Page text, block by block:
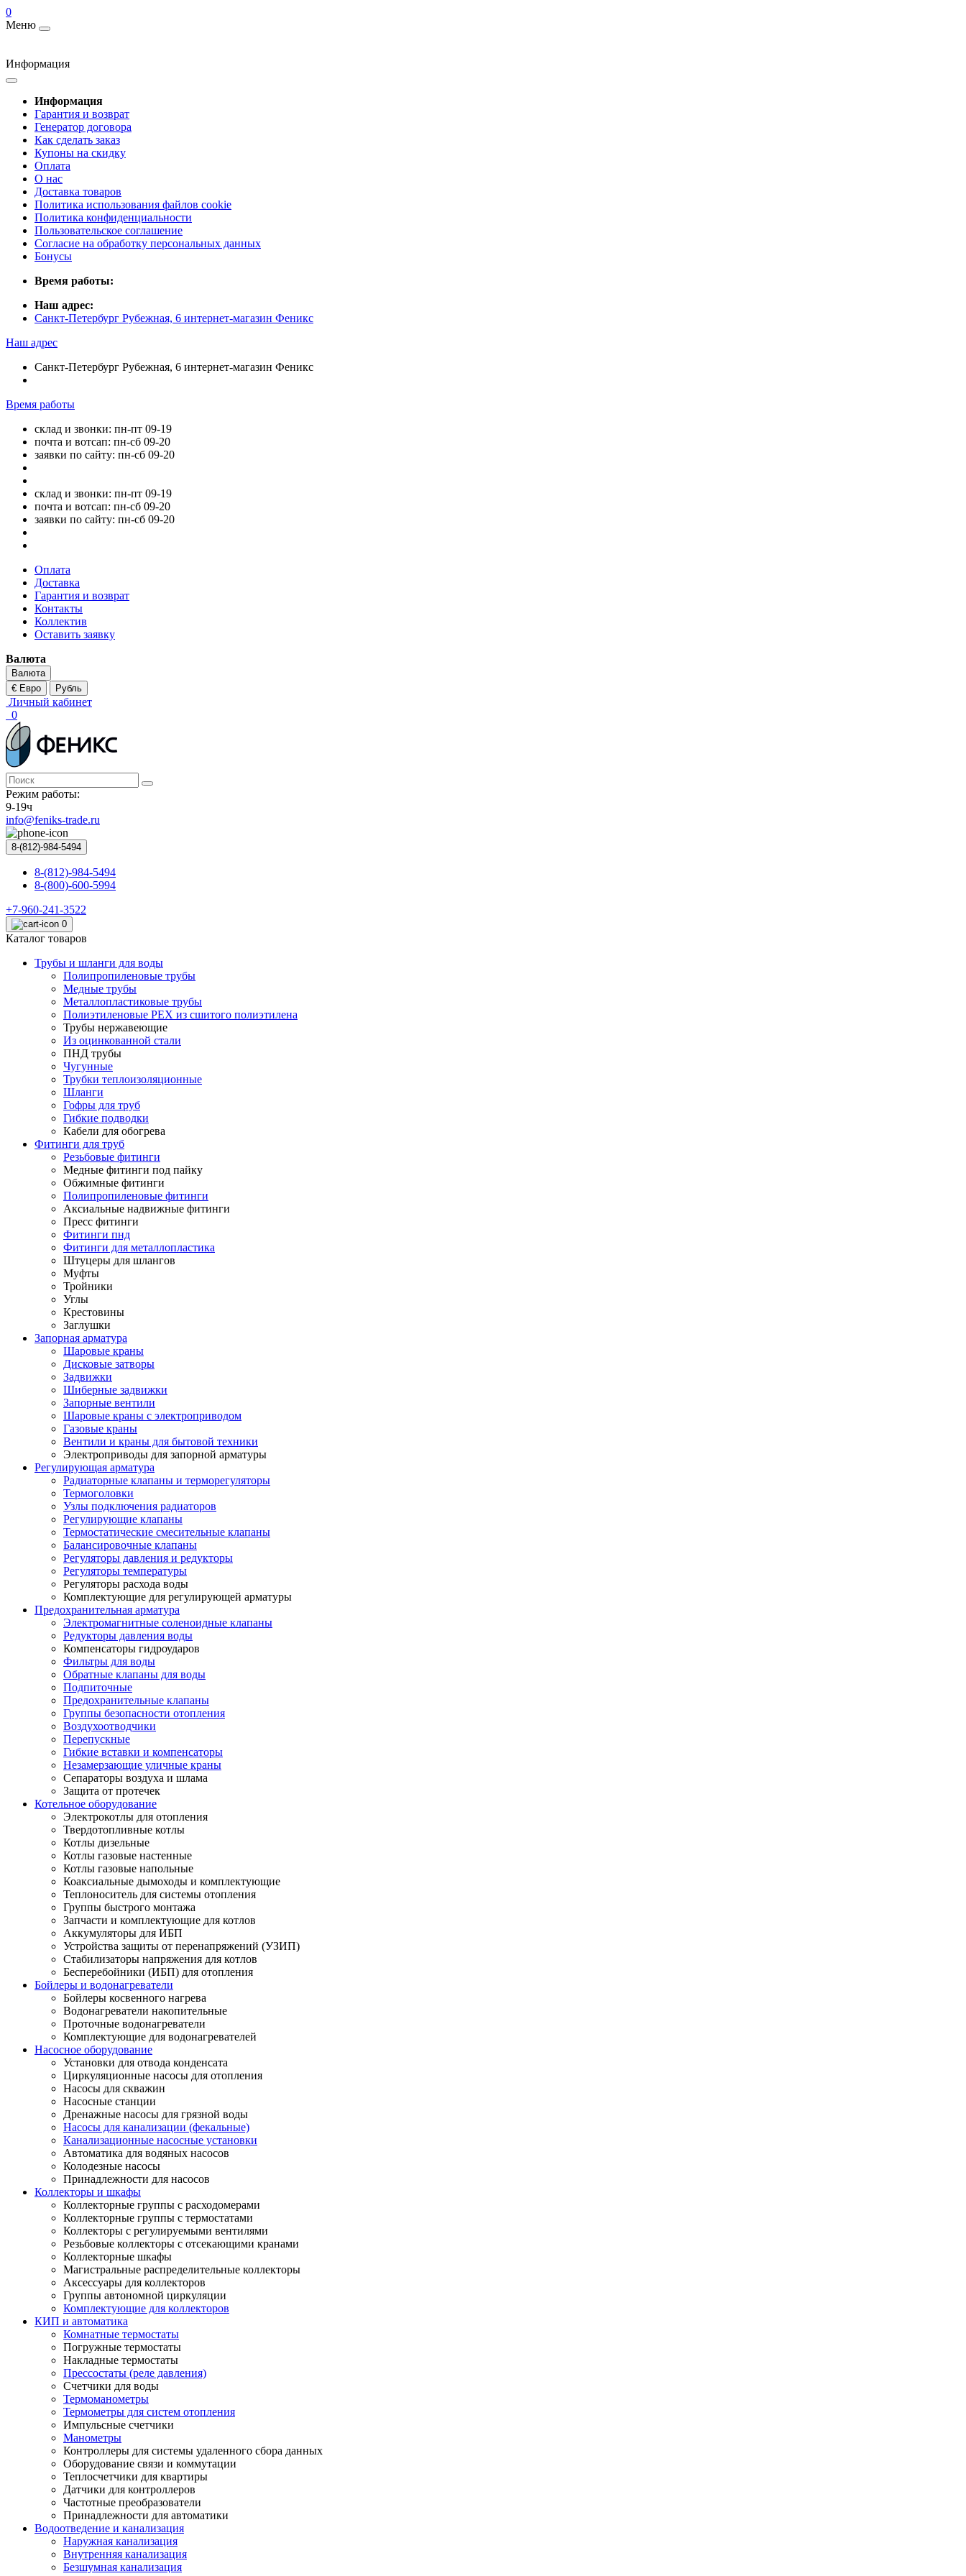
0
Меню
Информация
Информация
Гарантия и возврат
Генератор договора
Как сделать заказ
Купоны на скидку
Оплата
О нас
Доставка товаров
Политика использования файлов cookie
Политика конфиденциальности
Пользовательское соглашение
Согласие на обработку персональных данных
Бонусы
Время работы:
Наш адрес:
Санкт-Петербург Рубежная, 6 интернет-магазин Феникс
Наш адрес
Санкт-Петербург Рубежная, 6 интернет-магазин Феникс
Время работы
склад и звонки: пн-пт 09-19
почта и вотсап: пн-сб 09-20
заявки по сайту: пн-сб 09-20
склад и звонки: пн-пт 09-19
почта и вотсап: пн-сб 09-20
заявки по сайту: пн-сб 09-20
Оплата
Доставка
Гарантия и возврат
Контакты
Коллектив
Оставить заявку
Валюта
Валюта
€ Евро
Рубль
Личный кабинет
0
Режим работы:
9-19ч
info@feniks-trade.ru
8-(812)-984-5494
8-(812)-984-5494
8-(800)-600-5994
+7-960-241-3522
0
Каталог товаров
Трубы и шланги для воды
Полипропиленовые трубы
Медные трубы
Металлопластиковые трубы
Полиэтиленовые PEX из сшитого полиэтилена
Трубы нержавеющие
Из оцинкованной стали
ПНД трубы
Чугунные
Трубки теплоизоляционные
Шланги
Гофры для труб
Гибкие подводки
Кабели для обогрева
Фитинги для труб
Резьбовые фитинги
Медные фитинги под пайку
Обжимные фитинги
Полипропиленовые фитинги
Аксиальные надвижные фитинги
Пресс фитинги
Фитинги пнд
Фитинги для металлопластика
Штуцеры для шлангов
Муфты
Тройники
Углы
Крестовины
Заглушки
Запорная арматура
Шаровые краны
Дисковые затворы
Задвижки
Шиберные задвижки
Запорные вентили
Шаровые краны с электроприводом
Газовые краны
Вентили и краны для бытовой техники
Электроприводы для запорной арматуры
Регулирующая арматура
Радиаторные клапаны и терморегуляторы
Термоголовки
Узлы подключения радиаторов
Регулирующие клапаны
Термостатические смесительные клапаны
Балансировочные клапаны
Регуляторы давления и редукторы
Регуляторы температуры
Регуляторы расхода воды
Комплектующие для регулирующей арматуры
Предохранительная арматура
Электромагнитные соленоидные клапаны
Редукторы давления воды
Компенсаторы гидроударов
Фильтры для воды
Обратные клапаны для воды
Подпиточные
Предохранительные клапаны
Группы безопасности отопления
Воздухоотводчики
Перепускные
Гибкие вставки и компенсаторы
Незамерзающие уличные краны
Сепараторы воздуха и шлама
Защита от протечек
Котельное оборудование
Электрокотлы для отопления
Твердотопливные котлы
Котлы дизельные
Котлы газовые настенные
Котлы газовые напольные
Коаксиальные дымоходы и комплектующие
Теплоноситель для системы отопления
Группы быстрого монтажа
Запчасти и комплектующие для котлов
Аккумуляторы для ИБП
Устройства защиты от перенапряжений (УЗИП)
Стабилизаторы напряжения для котлов
Бесперебойники (ИБП) для отопления
Бойлеры и водонагреватели
Бойлеры косвенного нагрева
Водонагреватели накопительные
Проточные водонагреватели
Комплектующие для водонагревателей
Насосное оборудование
Установки для отвода конденсата
Циркуляционные насосы для отопления
Насосы для скважин
Насосные станции
Дренажные насосы для грязной воды
Насосы для канализации (фекальные)
Канализационные насосные установки
Автоматика для водяных насосов
Колодезные насосы
Принадлежности для насосов
Коллекторы и шкафы
Коллекторные группы с расходомерами
Коллекторные группы с термостатами
Коллекторы с регулируемыми вентилями
Резьбовые коллекторы с отсекающими кранами
Коллекторные шкафы
Магистральные распределительные коллекторы
Аксессуары для коллекторов
Группы автономной циркуляции
Комплектующие для коллекторов
КИП и автоматика
Комнатные термостаты
Погружные термостаты
Накладные термостаты
Прессостаты (реле давления)
Счетчики для воды
Термоманометры
Термометры для систем отопления
Импульсные счетчики
Манометры
Контроллеры для системы удаленного сбора данных
Оборудование связи и коммутации
Теплосчетчики для квартиры
Датчики для контроллеров
Частотные преобразователи
Принадлежности для автоматики
Водоотведение и канализация
Наружная канализация
Внутренняя канализация
Безшумная канализация